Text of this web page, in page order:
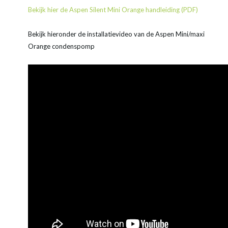
Bekijk hier de Aspen Silent Mini Orange handleiding (PDF)
Bekijk hieronder de installatievideo van de Aspen Mini/maxi
Orange condenspomp